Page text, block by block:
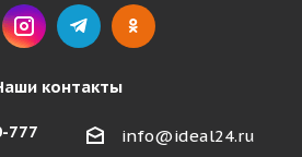
контакты
777 info@ideal24.ru